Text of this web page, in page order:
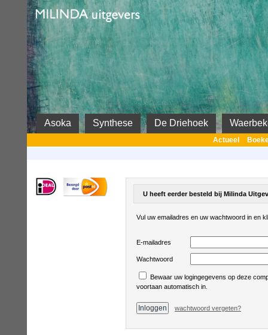
Milinda
Asoka Synthese De Driehoek
Actueel
U heeft eerder besteld bij Milinda
Vul uw emailadres en uw wachtwoord in en
E-mailadres
Wachtwoord
Bewaar uw logingegevens op deze
voortaan automatisch in.
wachtwoord vergeten?